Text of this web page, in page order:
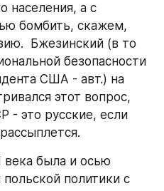
населения, а с
бомбить, скажем,
Бжезинский (в то
безопасности
США - авт.) на
этот вопрос,
- это русские, если
века была и осью
политики с